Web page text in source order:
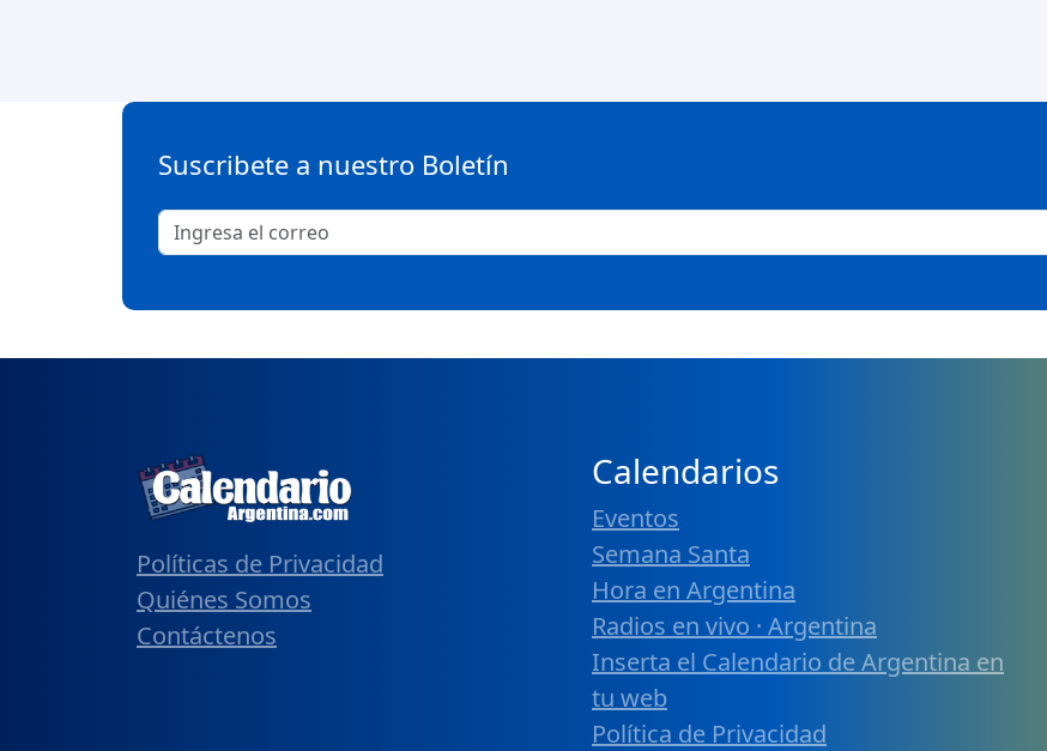
Suscribete a nuestro Boletín
Políticas de Privacidad
Quiénes Somos
Contáctenos
Calendarios
Eventos
Semana Santa
Hora en Argentina
Radios en vivo · Argentina
Inserta el Calendario de Argentina en
tu web
Política de Privacidad